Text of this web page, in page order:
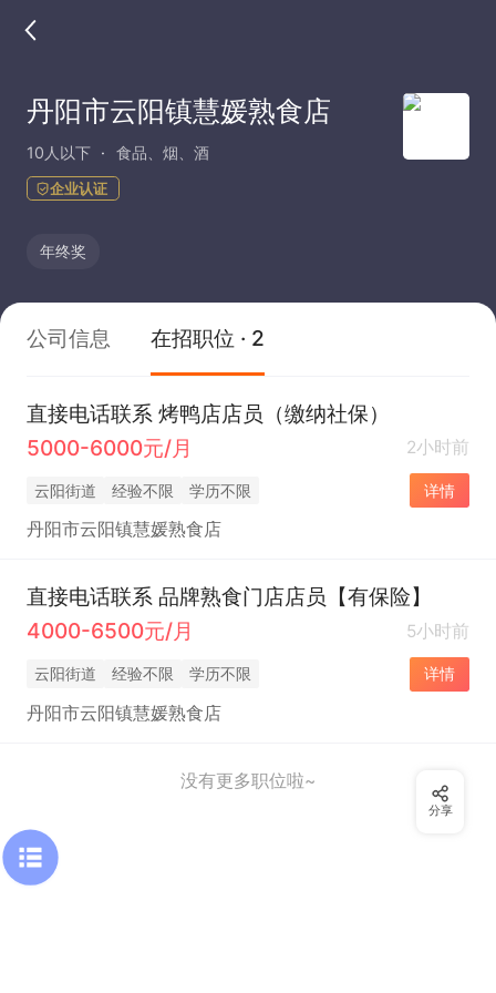
丹阳市云阳镇慧媛熟食店
10人以下 食品、烟、酒
企业认证
年终奖
公司信息 在招职位 · 2
直接电话联系 烤鸭店店员（缴纳社保）
5000-6000元/月
2小时前
云阳街道 经验不限 学历不限 详情
丹阳市云阳镇慧媛熟食店
直接电话联系 品牌熟食门店店员【有保险】
4000-6500元/月
5小时前
云阳街道 经验不限 学历不限 详情
丹阳市云阳镇慧媛熟食店
没有更多职位啦~
分享